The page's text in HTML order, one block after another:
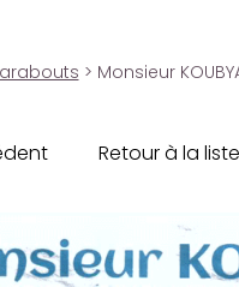
> Monsieur
Retour à la liste